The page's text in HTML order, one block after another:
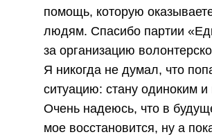
помощь, которую
людям. Спасибо партии
за организацию
Я никогда не думал, что
ситуацию: стану одиноким
Очень надеюсь, что в
мое восстановится, ну а